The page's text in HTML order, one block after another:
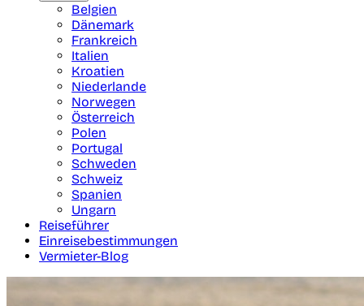
Belgien
Dänemark
Frankreich
Italien
Kroatien
Niederlande
Norwegen
Österreich
Polen
Portugal
Schweden
Schweiz
Spanien
Ungarn
Reiseführer
Einreisebestimmungen
Vermieter-Blog